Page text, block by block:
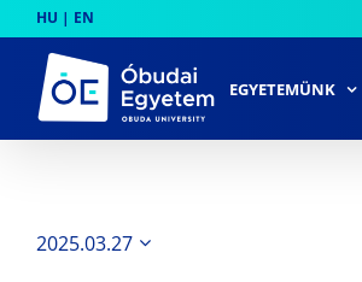
to
content
HU | EN
EGYETEMÜNK
2025.03.27